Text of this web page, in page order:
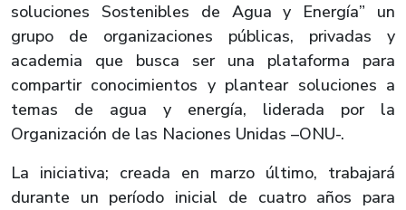
soluciones Sostenibles de Agua y Energía” un
grupo de organizaciones públicas, privadas y
academia que busca ser una plataforma para
compartir conocimientos y plantear soluciones a
temas de agua y energía, liderada por la
Organización de las Naciones Unidas –ONU-.
La iniciativa; creada en marzo último, trabajará
durante un período inicial de cuatro años para